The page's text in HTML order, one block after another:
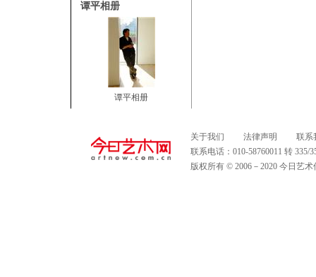
谭平相册
谭平相册
关于我们 法律声明
联系
联系电话：010-58760011 转
版权所有 © 2006－2020 今日艺